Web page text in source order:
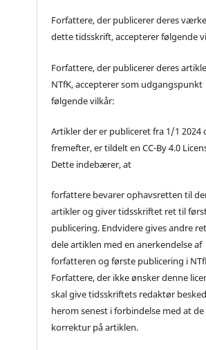
Forfattere, der publicerer deres
dette tidsskrift, accepterer følgende
Forfattere, der publicerer deres
NTfK, accepterer som udgangspunkt
følgende vilkår:
Artikler der er publiceret fra 1/1 2024
fremefter, er tildelt en CC-By 4.0
Dette indebærer, at
forfattere bevarer ophavsretten til
artikler og giver tidsskriftet ret til
publicering. Endvidere gives andre
dele artiklen med en anerkendelse af
forfatteren og første publicering i
Forfattere, der ikke ønsker denne
skal give tidsskriftets redaktør besked
herom senest i forbindelse med at
korrektur på artiklen.